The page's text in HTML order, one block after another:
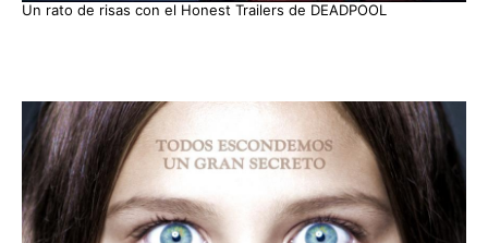
Un rato de risas con el Honest Trailers de DEADPOOL